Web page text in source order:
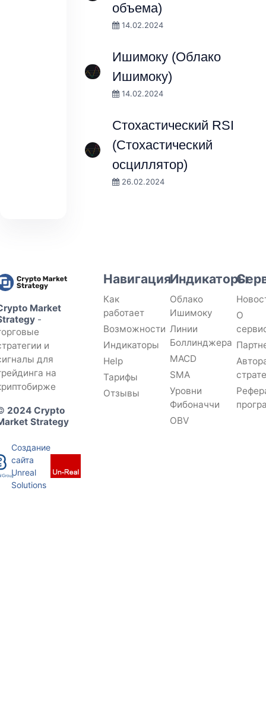
объема)
14.02.2024
Ишимоку (Облако
Ишимоку)
14.02.2024
Стохастический RSI
(Стохастический
осциллятор)
26.02.2024
Market
-
и
для
на
2024 Crypto
Strategy
Создание
сайта
Unreal
Solutions
Навигация
Как
работает
Возможности
Индикаторы
Help
Тарифы
Отзывы
Индикаторы
Облако
Ишимоку
Линии
Боллинджера
MACD
SMA
Уровни
Фибоначчи
OBV
О